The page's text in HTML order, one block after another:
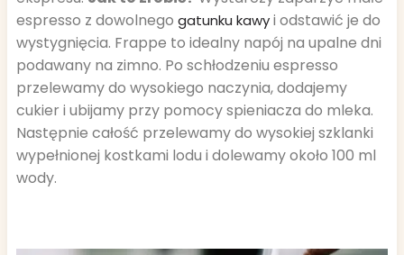
espresso z dowolnego gatunku kawyi odstawić je do
wystygnięcia. Frappe to idealny napój na upalne dni
podawany na zimno. Po schłodzeniu espresso
przelewamy do wysokiego naczynia, dodajemy
cukier i ubijamy przy pomocy spieniacza do mleka.
Następnie całość przelewamy do wysokiej szklanki
wypełnionej kostkami lodu i dolewamy około 100 ml
wody.